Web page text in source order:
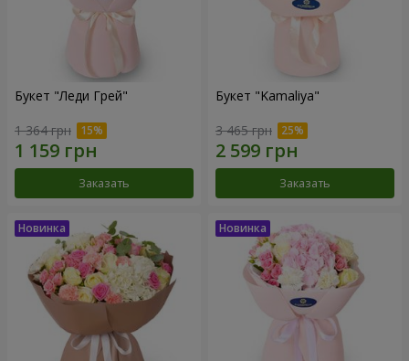
Букет "Леди Грей"
1 364 грн
Заказать
Букет "Kamaliya"
3 465 грн
Заказать